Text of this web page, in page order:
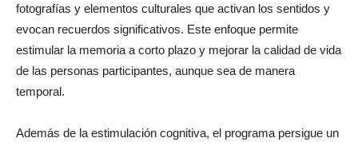
fotografías y elementos culturales que activan los sentidos y
evocan recuerdos significativos. Este enfoque permite
estimular la memoria a corto plazo y mejorar la calidad de vida
de las personas participantes, aunque sea de manera
temporal.
Además de la estimulación cognitiva, el programa persigue un